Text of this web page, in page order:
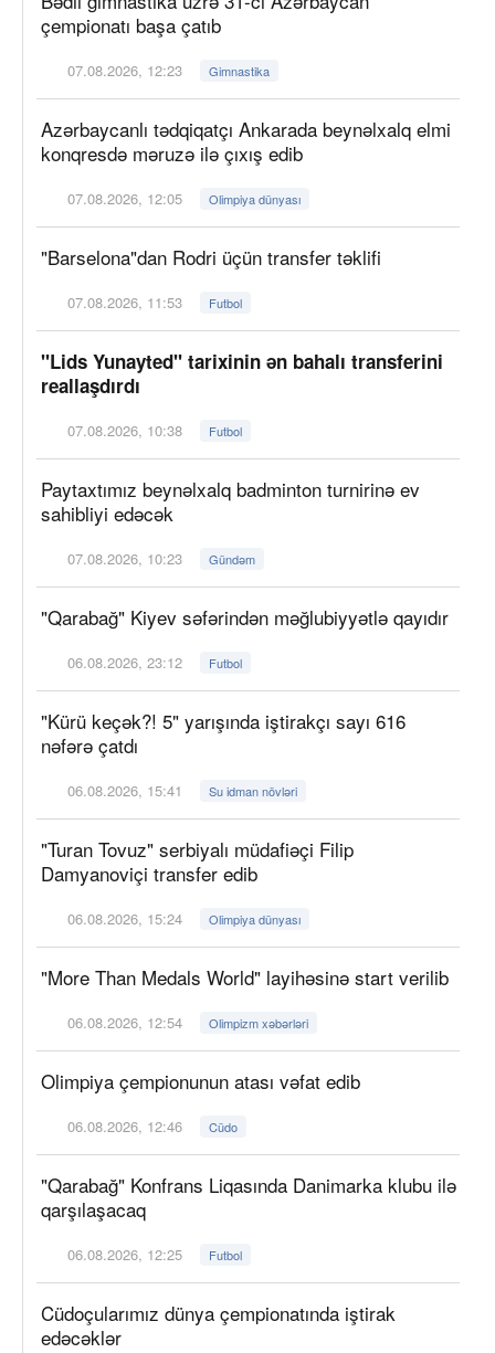
çempionatı başa çatıb
07.08.2026, 12:23 Gimnastika
Azərbaycanlı tədqiqatçı Ankarada beynəlxalq elmi
konqresdə məruzə ilə çıxış edib
07.08.2026, 12:05 Olimpiya dünyası
"Barselona"dan Rodri üçün transfer təklifi
07.08.2026, 11:53 Futbol
"Lids Yunayted" tarixinin ən bahalı transferini
reallaşdırdı
07.08.2026, 10:38 Futbol
Paytaxtımız beynəlxalq badminton turnirinə ev
sahibliyi edəcək
07.08.2026, 10:23 Gündəm
"Qarabağ" Kiyev səfərindən məğlubiyyətlə qayıdır
06.08.2026, 23:12 Futbol
"Kürü keçək?! 5" yarışında iştirakçı sayı 616
nəfərə çatdı
06.08.2026, 15:41 Su idman növləri
"Turan Tovuz" serbiyalı müdafiəçi Filip
Damyanoviçi transfer edib
06.08.2026, 15:24 Olimpiya dünyası
"More Than Medals World" layihəsinə start verilib
06.08.2026, 12:54 Olimpizm xəbərləri
Olimpiya çempionunun atası vəfat edib
06.08.2026, 12:46 Cüdo
"Qarabağ" Konfrans Liqasında Danimarka klubu ilə
qarşılaşacaq
06.08.2026, 12:25 Futbol
Cüdoçularımız dünya çempionatında iştirak
edəcəklər